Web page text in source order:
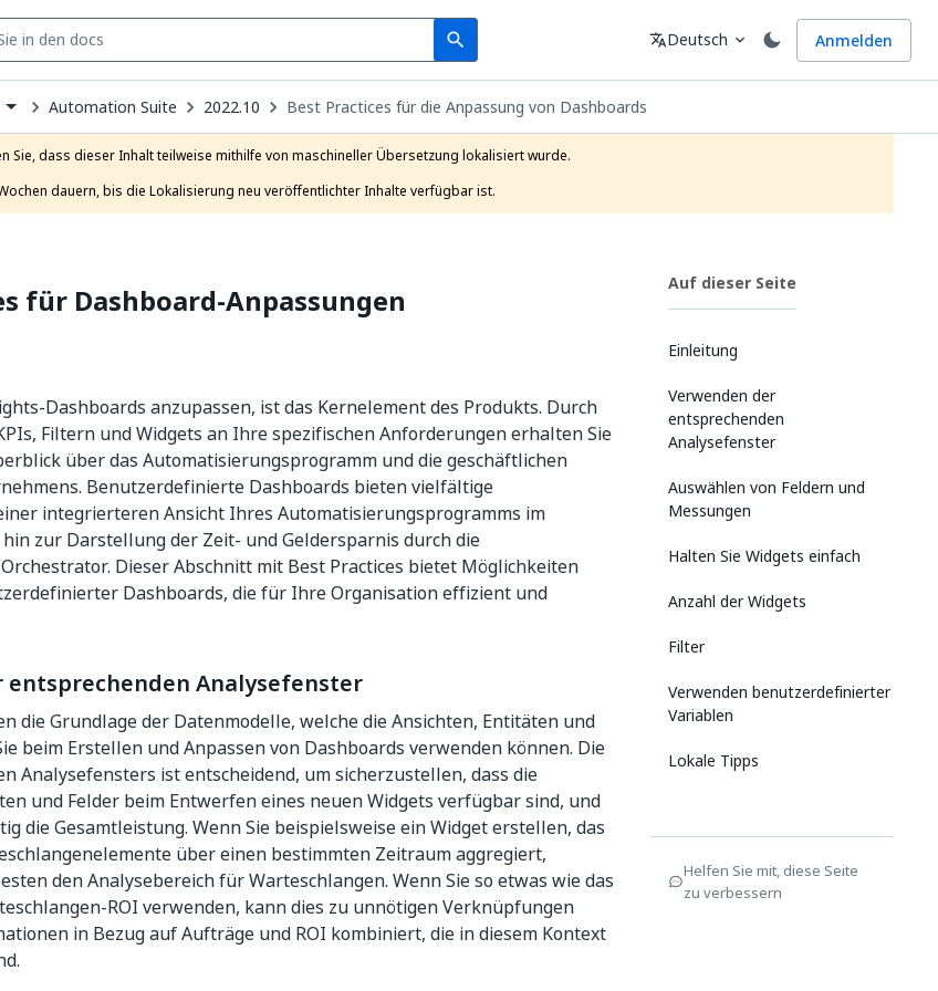
search
Search Sprache
translateDeutsch expand_more Anmelden
Automation Suite 2022.10 Best Practices für die Anpassung von Dashboards
Sie, dass dieser Inhalt teilweise mithilfe von maschineller Übersetzung lokalisiert wurde.
dauern, bis die Lokalisierung neu veröffentlichter Inhalte verfügbar ist.
für Dashboard-Anpassungen
Dashboards anzupassen, ist das Kernelement des Produkts. Durch
Filtern und Widgets an Ihre spezifischen Anforderungen erhalten Sie
über das Automatisierungsprogramm und die geschäftlichen
Benutzerdefinierte Dashboards bieten vielfältige
integrierteren Ansicht Ihres Automatisierungsprogramms im
zur Darstellung der Zeit- und Geldersparnis durch die
Dieser Abschnitt mit Best Practices bietet Möglichkeiten
Dashboards, die für Ihre Organisation effizient und
entsprechenden Analysefenster
die Grundlage der Datenmodelle, welche die Ansichten, Entitäten und
beim Erstellen und Anpassen von Dashboards verwenden können. Die
Analysefensters ist entscheidend, um sicherzustellen, dass die
und Felder beim Entwerfen eines neuen Widgets verfügbar sind, und
die Gesamtleistung. Wenn Sie beispielsweise ein Widget erstellen, das
über einen bestimmten Zeitraum aggregiert,
den Analysebereich für Warteschlangen. Wenn Sie so etwas wie das
ROI verwenden, kann dies zu unnötigen Verknüpfungen
in Bezug auf Aufträge und ROI kombiniert, die in diesem Kontext
Auf dieser Seite
Einleitung
Verwenden der
entsprechenden
Analysefenster
Auswählen von Feldern und
Messungen
Halten Sie Widgets einfach
Anzahl der Widgets
Filter
Verwenden benutzerdefinierter
Variablen
Lokale Tipps
Helfen Sie mit, diese Seite
zu verbessern